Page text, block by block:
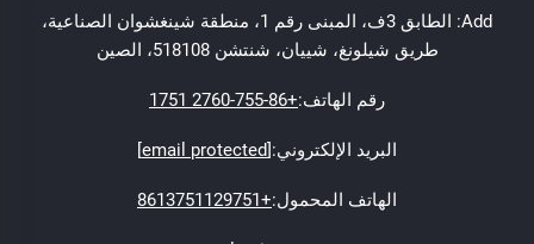
Add: الطابق 3ف، المبنى رقم 1، منطقة شينغشوان الصناعية،
طريق شيلونغ، شييان، شنتشن 518108، الصين
رقم الهاتف:+86-755-2760 1751
البريد الإلكتروني:[email protected]
الهاتف المحمول:+8613751129751